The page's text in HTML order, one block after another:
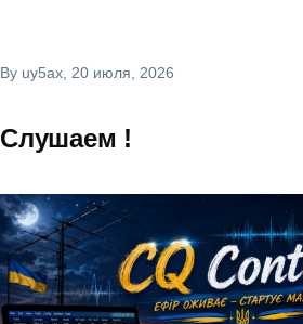
By uy5ax , 20 июля, 2026
Слушаем !